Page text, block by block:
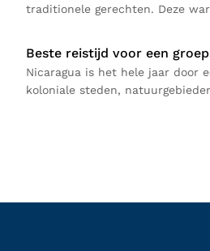
traditionele gerechten. Deze
Beste reistijd voor een
Nicaragua is het hele jaar door
koloniale steden,